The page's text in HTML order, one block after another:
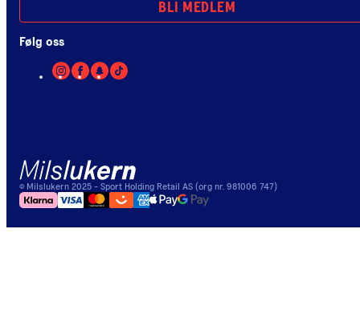
BLI MEDLEM
Følg oss
© Milslukern 2025 - Sport Holding Retail AS (org nr. 981006 747)